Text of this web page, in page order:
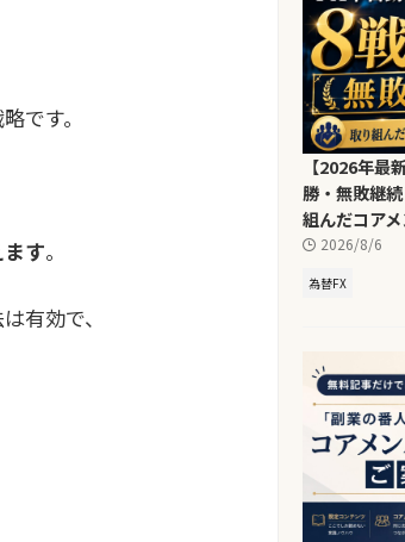
です。
す。
有効で、
【2026年最
勝・無敗継
組んだコア
2026/8/6
為替FX